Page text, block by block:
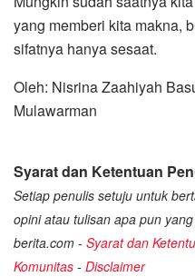
yang memberi kita makna,
sifatnya hanya sesaat.
Oleh: Nisrina Zaahiyah
Mulawarman
Syarat dan Ketentuan
Setiap penulis setuju untuk
opini atau tulisan apa pun
berita.com - Syarat dan
Komunitas - Disclaimer